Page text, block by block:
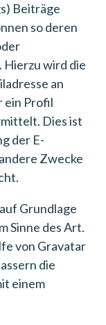
Beiträge
so deren
wird die
an
ein Profil
Dies ist
der E-
Zwecke
Grundlage
Sinne des Art.
von Gravatar
die
einem